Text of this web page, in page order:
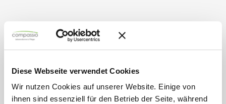
Diese Webseite verwendet Cookies
Wir nutzen Cookies auf unserer Website. Einige von
ihnen sind essenziell für den Betrieb der Seite, während
Mehr ausWohnanlage Am